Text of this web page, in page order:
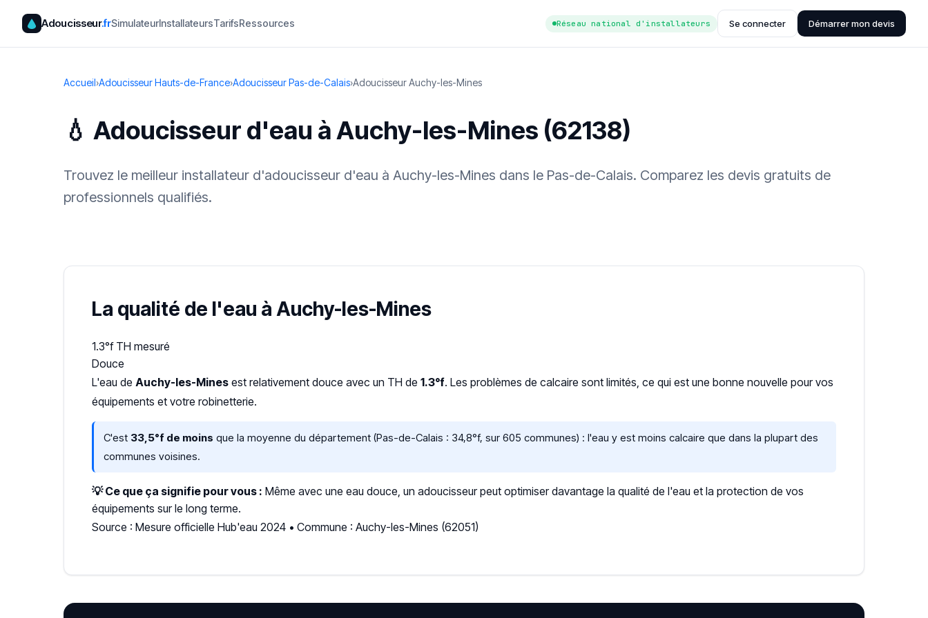
Adoucisseur.frSimulateurInstallateursTarifsRessources Réseau national d'installateurs Se connecter Démarrer mon devis
Accueil›Adoucisseur Hauts-de-France›Adoucisseur Pas-de-Calais›Adoucisseur Auchy-les-Mines
💧 Adoucisseur d'eau à Auchy-les-Mines (62138)
Trouvez le meilleur installateur d'adoucisseur d'eau à Auchy-les-Mines dans le Pas-de-Calais. Comparez les devis gratuits de
professionnels qualifiés.
La qualité de l'eau à Auchy-les-Mines
1.3°f TH mesuré
Douce
L'eau de Auchy-les-Mines est relativement douce avec un TH de 1.3°f. Les problèmes de calcaire sont limités, ce qui est une bonne nouvelle pour vos
équipements et votre robinetterie.
C'est 33,5°f de moins que la moyenne du département (Pas-de-Calais : 34,8°f, sur 605 communes) : l'eau y est moins calcaire que dans la plupart des
communes voisines.
💡 Ce que ça signifie pour vous : Même avec une eau douce, un adoucisseur peut optimiser davantage la qualité de l'eau et la protection de vos
équipements sur le long terme.
Source : Mesure officielle Hub'eau 2024 • Commune : Auchy-les-Mines (62051)